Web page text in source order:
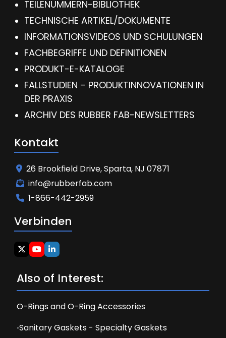
TEILENUMMERN-BIBLIOTHEK
TECHNISCHE ARTIKEL/DOKUMENTE
INFORMATIONSVIDEOS UND SCHULUNGEN
FACHBEGRIFFE UND DEFINITIONEN
PRODUKT-E-KATALOGE
FALLSTUDIEN – PRODUKTINNOVATIONEN IN
DER PRAXIS
ARCHIV DES RUBBER FAB-NEWSLETTERS
Kontakt
26 Brookfield Drive, Sparta, NJ 07871
info@rubberfab.com
1-866-442-2959
Verbinden
Also of Interest:
O-Rings and O-Ring Accessories
Sanitary Gaskets - Specialty Gaskets